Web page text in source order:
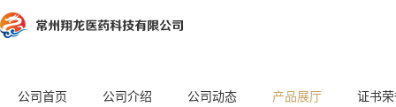
公司首页 公司介绍 公司动态 产品展厅 证书